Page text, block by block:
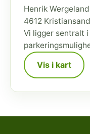
Henrik
4612
Vi ligger sentralt
Vis i kart